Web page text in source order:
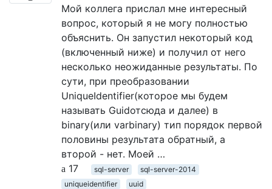
Мой коллега прислал мне интересный
вопрос, который я не могу полностью
объяснить. Он запустил некоторый код
(включенный ниже) и получил от него
несколько неожиданные результаты. По
сути, при преобразовании
UniqueIdentifier(которое мы будем
называть Guidотсюда и далее) в
binary(или varbinary) тип порядок первой
половины результата обратный, а
второй - нет. Моей …
17
sql-server
sql-server-2014
uniqueidentifier
uuid